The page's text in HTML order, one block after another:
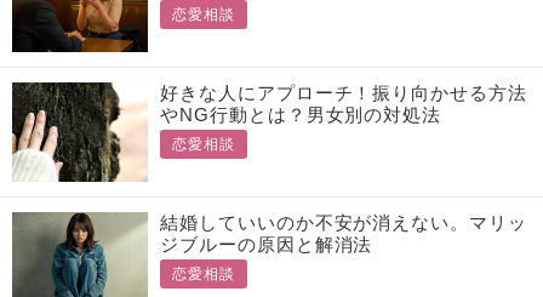
恋愛相談
好きな人にアプローチ！振り向かせる方法
やNG行動とは？男女別の対処法
恋愛相談
結婚していいのか不安が消えない。マリッ
ジブルーの原因と解消法
恋愛相談